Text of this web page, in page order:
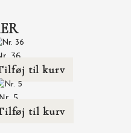
36
til kurv
Nr. 5
til kurv